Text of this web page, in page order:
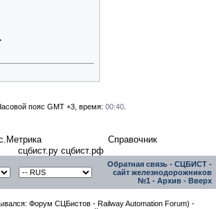
пояс GMT +3, время: 00:40.
Справочник
сцбист.ру сцбист.рф
Обратная связь - СЦБИСТ -
сайт железнодорожников
№1 - Архив - Вверх
Форум СЦБистов - Railway Automation Forum) -